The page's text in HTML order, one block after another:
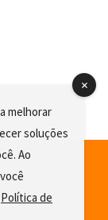
melhorar
soluções
Ao
Política de